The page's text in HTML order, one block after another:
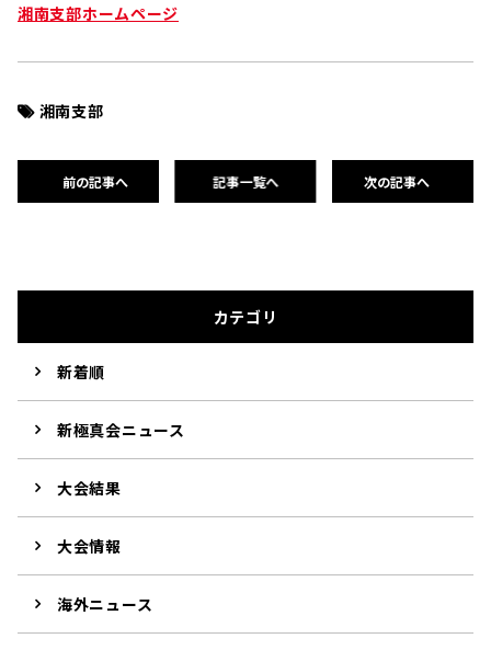
湘南支部ホームページ
湘南支部
前の記事へ 記事一覧へ 次の記事へ
カテゴリ
新着順
新極真会ニュース
大会結果
大会情報
海外ニュース